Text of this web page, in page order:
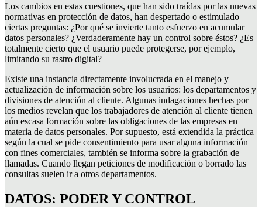
Los cambios en estas cuestiones, que han sido traídas por las nuevas
normativas en protección de datos, han despertado o estimulado
ciertas preguntas: ¿Por qué se invierte tanto esfuerzo en acumular
datos personales? ¿Verdaderamente hay un control sobre éstos? ¿Es
totalmente cierto que el usuario puede protegerse, por ejemplo,
limitando su rastro digital?
Existe una instancia directamente involucrada en el manejo y
actualización de información sobre los usuarios: los departamentos y
divisiones de atención al cliente. Algunas indagaciones hechas por
los medios revelan que los trabajadores de atención al cliente tienen
aún escasa formación sobre las obligaciones de las empresas en
materia de datos personales. Por supuesto, está extendida la práctica
según la cual se pide consentimiento para usar alguna información
con fines comerciales, también se informa sobre la grabación de
llamadas. Cuando llegan peticiones de modificación o borrado las
consultas suelen ir a otros departamentos.
DATOS: PODER Y CONTROL